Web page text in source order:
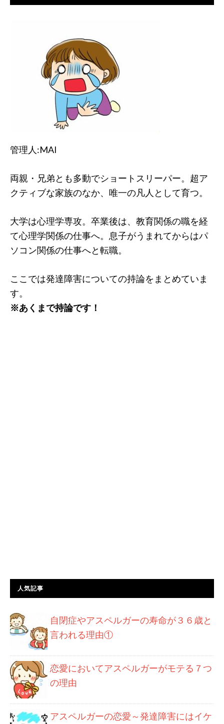
管理人:MAI
両親・兄弟とも多動でショートスリーパー。超ア
クティブな家族のなか、唯一の凡人として育つ。
大学は心理学専攻。卒業後は、教育関係の職を経
て心理学関係の仕事へ。息子がうまれてからはパ
ソコン関係の仕事へと転職。
ここでは発達障害についての持論をまとめていま
す。
※あくまで持論です！
人気記事
自閉症やアスペルガーの寿命が３６歳と
言われる理由①
恋愛においてアスペルガーがモテる７つ
の理由
アスペルガーの恋愛～発達障害にはイケ